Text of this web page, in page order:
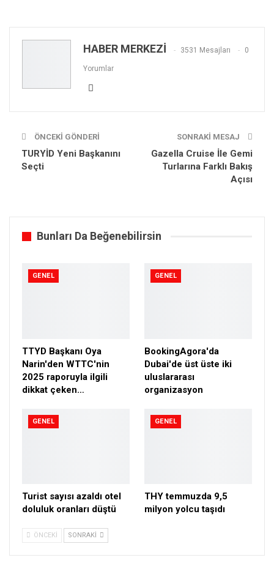
HABER MERKEZİ 3531 Mesajları 0
Yorumlar
ÖNCEKI GÖNDERI
TURYİD Yeni Başkanını
Seçti
SONRAKI MESAJ
Gazella Cruise İle Gemi
Turlarına Farklı Bakış
Açısı
Bunları Da Beğenebilirsin
GENEL
TTYD Başkanı Oya
Narin'den WTTC'nin
2025 raporuyla ilgili
dikkat çeken…
GENEL
BookingAgora'da
Dubai'de üst üste iki
uluslararası
organizasyon
GENEL
Turist sayısı azaldı otel
doluluk oranları düştü
GENEL
THY temmuzda 9,5
milyon yolcu taşıdı
ÖNCEKI SONRAKI